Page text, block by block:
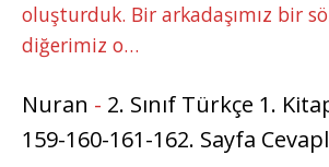
oluşturduk. Bir arkadaşımız bir
diğerimiz o…
Nuran - 2. Sınıf Türkçe 1.
159-160-161-162. Sayfa